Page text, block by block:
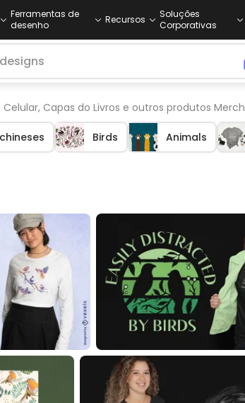
Ferramentas de
desenho
Recursos
Soluções
Corporativas
Capas do Livros e outros produtos Merch
Birds Animals